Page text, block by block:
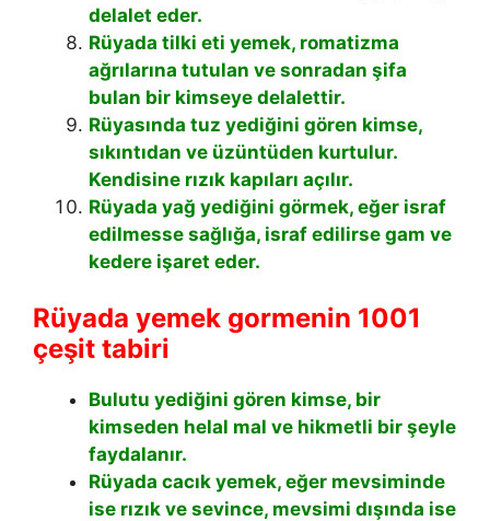
delalet eder.
Rüyada tilki eti yemek, romatizma
ağrılarına tutulan ve sonradan şifa
bulan bir kimseye delalettir.
Rüyasında tuz yediğini gören kimse,
sıkıntıdan ve üzüntüden kurtulur.
Kendisine rızık kapıları açılır.
Rüyada yağ yediğini görmek, eğer israf
edilmesse sağlığa, israf edilirse gam ve
kedere işaret eder.
Rüyada yemek gormenin 1001
çeşit tabiri
Bulutu yediğini gören kimse, bir
kimseden helal mal ve hikmetli bir şeyle
faydalanır.
Rüyada cacık yemek, eğer mevsiminde
ise rızık ve sevince, mevsimi dışında ise